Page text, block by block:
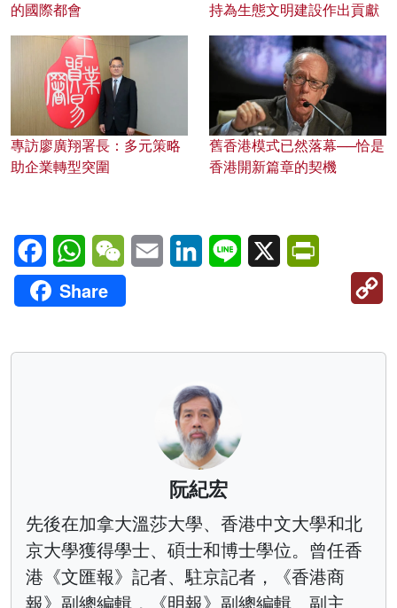
的國際都會
持為生態文明建設作出貢獻
專訪廖廣翔署長：多元策略
助企業轉型突圍
舊香港模式已然落幕──恰是
香港開新篇章的契機
FacebookWhatsAppWeChatEmail LinkedInLine X
Share
阮紀宏
先後在加拿大溫莎大學、香港中文大學和北
京大學獲得學士、碩士和博士學位。曾任香
港《文匯報》記者、駐京記者，《香港商
報》副總編輯，《明報》副總編輯、副主